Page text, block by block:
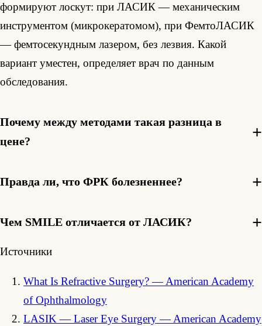
формируют лоскут: при ЛАСИК — механическим
инструментом (микрокератомом), при ФемтоЛАСИК
— фемтосекундным лазером, без лезвия. Какой
вариант уместен, определяет врач по данным
обследования.
Почему между методами такая разница в
цене?
Правда ли, что ФРК болезненнее?
Чем SMILE отличается от ЛАСИК?
Источники
What Is Refractive Surgery? — American Academy
of Ophthalmology
LASIK — Laser Eye Surgery — American Academy